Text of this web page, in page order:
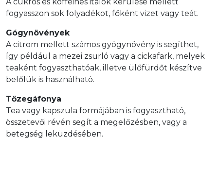
fogyasszon sok folyadékot, főként vizet vagy teát.
Gógynövények
A citrom mellett számos gyógynövény is segíthet,
így például a mezei zsurló vagy a cickafark, melyek
teaként fogyaszthatóak, illetve ülőfürdőt készítve
belőlük is használható.
Tőzegáfonya
Tea vagy kapszula formájában is fogyasztható,
összetevői révén segít a megelőzésben, vagy a
betegség leküzdésében.